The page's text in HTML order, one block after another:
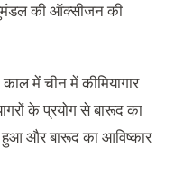
की ऑक्सीजन की
में चीन में कीमियागार
के प्रयोग से बारूद का
और बारूद का आविष्कार